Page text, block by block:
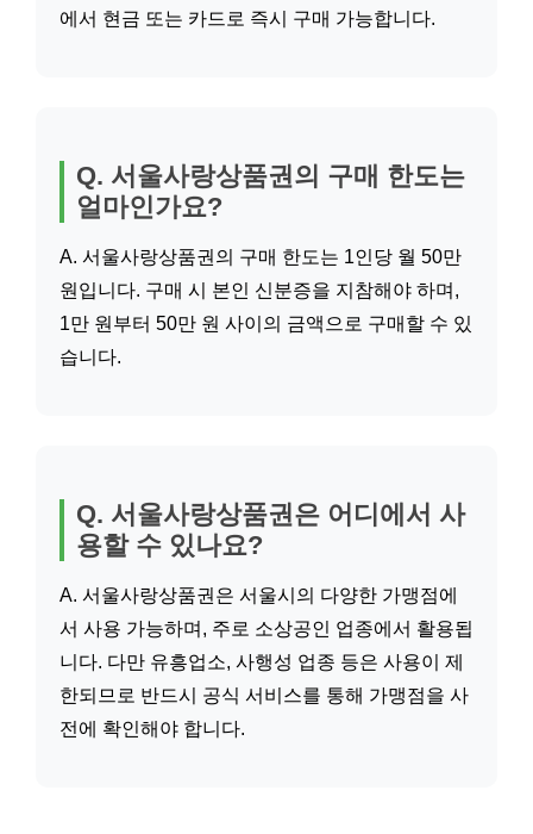
에서 현금 또는 카드로 즉시 구매 가능합니다.
Q. 서울사랑상품권의 구매 한도는
얼마인가요?
A. 서울사랑상품권의 구매 한도는 1인당 월 50만
원입니다. 구매 시 본인 신분증을 지참해야 하며,
1만 원부터 50만 원 사이의 금액으로 구매할 수 있
습니다.
Q. 서울사랑상품권은 어디에서 사
용할 수 있나요?
A. 서울사랑상품권은 서울시의 다양한 가맹점에
서 사용 가능하며, 주로 소상공인 업종에서 활용됩
니다. 다만 유흥업소, 사행성 업종 등은 사용이 제
한되므로 반드시 공식 서비스를 통해 가맹점을 사
전에 확인해야 합니다.